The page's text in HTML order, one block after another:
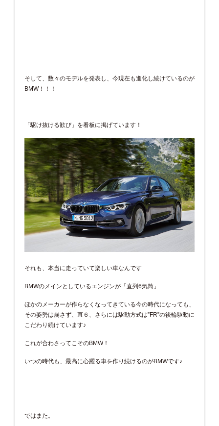
そして、数々のモデルを発表し、今現在も進化し続けているのが
BMW！！！
「駆け抜ける歓び」を看板に掲げています！
それも、本当に走っていて楽しい車なんです
BMWのメインとしているエンジンが「直列6気筒」
ほかのメーカーが作らなくなってきている今の時代になっても、
その姿勢は崩さず、直６、さらには駆動方式は”FR”の後輪駆動に
こだわり続けています♪
これが合わさってこそのBMW！
いつの時代も、最高に心躍る車を作り続けるのがBMWです♪
ではまた。